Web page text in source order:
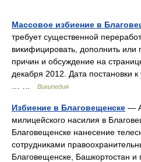
Массовое избиение в
требует существенной
викифицировать, дополнить или
причин и обсуждение на
декабря 2012. Дата постановки
Википедия
Избиение в Благовещенске —
милицейского насилия в
Благовещенске нанесение
сотрудниками
Благовещенске, Башкортостан